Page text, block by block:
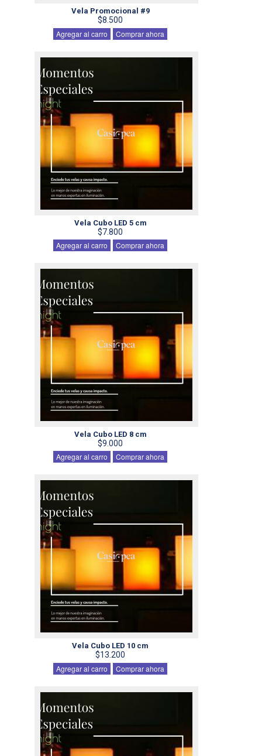
Vela Promocional #9
$8.500
Agregar al carro Comprar ahora
Vela Cubo LED 5 cm
$7.800
Agregar al carro Comprar ahora
Vela Cubo LED 8 cm
$9.000
Agregar al carro Comprar ahora
Vela Cubo LED 10 cm
$13.200
Agregar al carro Comprar ahora